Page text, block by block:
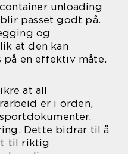
unloading
passet godt på.
og
at den kan
en effektiv måte.
at all
er i orden,
Dette bidrar til å
til riktig